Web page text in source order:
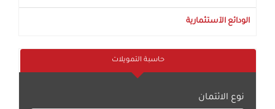
الودائع الآستثمارية
حاسبة التمويلات
نوع الائتمان